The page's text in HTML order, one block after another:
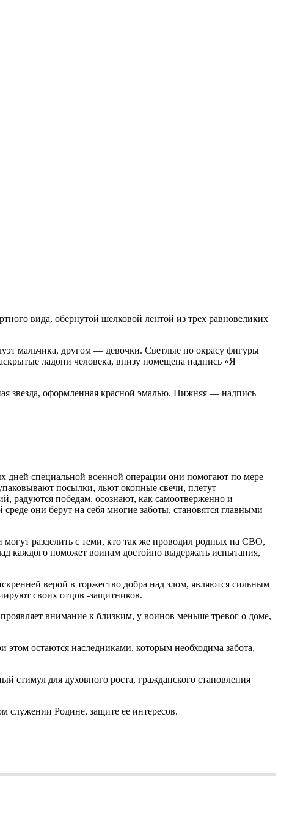
вида, обернутой шелковой лентой из трех равновеликих
мальчика, другом — девочки. Светлые по окрасу фигуры
ладони человека, внизу помещена надпись «Я
звезда, оформленная красной эмалью. Нижняя — надпись
дней специальной военной операции они помогают по мере
посылки, льют окопные свечи, плетут
радуются победам, осознают, как самоотверженно и
они берут на себя многие заботы, становятся главными
разделить с теми, кто так же проводил родных на СВО,
каждого поможет воинам достойно выдержать испытания,
верой в торжество добра над злом, являются сильным
своих отцов -защитников.
внимание к близким, у воинов меньше тревог о доме,
остаются наследниками, которым необходима забота,
для духовного роста, гражданского становления
служении Родине, защите ее интересов.